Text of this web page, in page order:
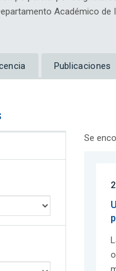
Académico de
Publicaciones
Se